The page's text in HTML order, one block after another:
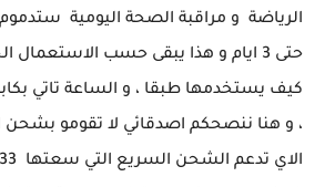
الرياضة و مراقبة الصحة اليومية
حتى 3 ايام و هذا يبقى حسب
كيف يستخدمها طبقا ، و الساعة تاتي
، و هنا ننصحكم اصدقائي لا تقومو